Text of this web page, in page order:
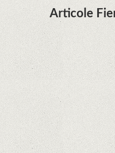
Articole
Dota Anime venind
această lună de la
Studio Mir
Curtea Supremă
favoarea Google în
Fight